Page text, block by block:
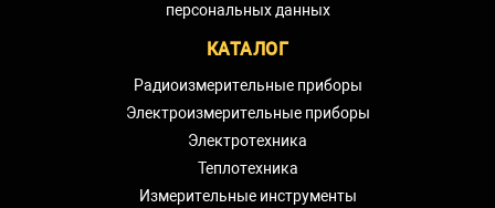
персональных данных
КАТАЛОГ
Радиоизмерительные приборы
Электроизмерительные приборы
Электротехника
Теплотехника
Измерительные инструменты